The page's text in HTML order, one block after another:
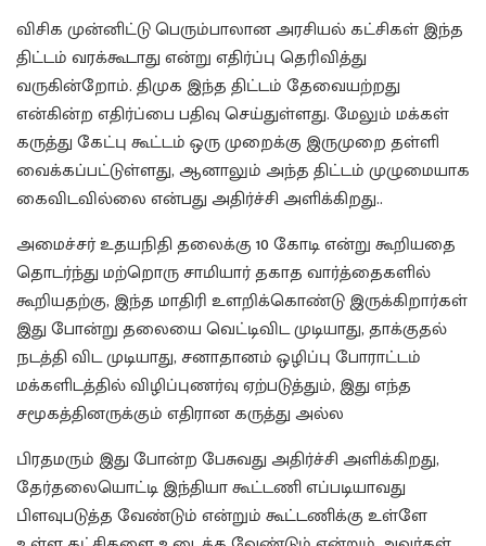
விசிக முன்னிட்டு பெரும்பாலான அரசியல் கட்சிகள் இந்த
திட்டம் வரக்கூடாது என்று எதிர்ப்பு தெரிவித்து
வருகின்றோம். திமுக இந்த திட்டம் தேவையற்றது
என்கின்ற எதிர்ப்பை பதிவு செய்துள்ளது. மேலும் மக்கள்
கருத்து கேட்பு கூட்டம் ஒரு முறைக்கு இருமுறை தள்ளி
வைக்கப்பட்டுள்ளது, ஆனாலும் அந்த திட்டம் முழுமையாக
கைவிடவில்லை என்பது அதிர்ச்சி அளிக்கிறது..
அமைச்சர் உதயநிதி தலைக்கு 10 கோடி என்று கூறியதை
தொடர்ந்து மற்றொரு சாமியார் தகாத வார்த்தைகளில்
கூறியதற்கு, இந்த மாதிரி உளறிக்கொண்டு இருக்கிறார்கள்
இது போன்று தலையை வெட்டிவிட முடியாது, தாக்குதல்
நடத்தி விட முடியாது, சனாதானம் ஒழிப்பு போராட்டம்
மக்களிடத்தில் விழிப்புணர்வு ஏற்படுத்தும், இது எந்த
சமூகத்தினருக்கும் எதிரான கருத்து அல்ல
பிரதமரும் இது போன்ற பேசுவது அதிர்ச்சி அளிக்கிறது,
தேர்தலையொட்டி இந்தியா கூட்டணி எப்படியாவது
பிளவுபடுத்த வேண்டும் என்றும் கூட்டணிக்கு உள்ளே